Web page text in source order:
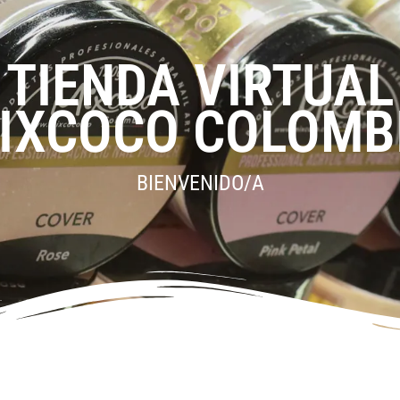
TIENDA VIRTUAL
BIENVENIDO/A